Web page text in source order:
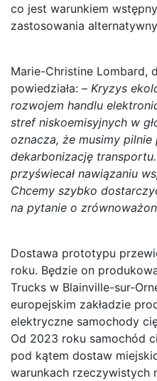
co jest warunkiem
zastosowania
Marie-Christine Lombard,
powiedziała: – Kryzys
rozwojem handlu
stref niskoemisyjnych w
oznacza, że musimy
dekarbonizację
przyświecał nawiązaniu
Chcemy szybko
na pytanie o
Dostawa prototypu
roku. Będzie on
Trucks w Blainville-sur-
europejskim zakładzie
elektryczne samochody
Od 2023 roku samochód
pod kątem dostaw
warunkach rzeczywistych